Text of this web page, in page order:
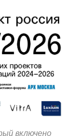
включено